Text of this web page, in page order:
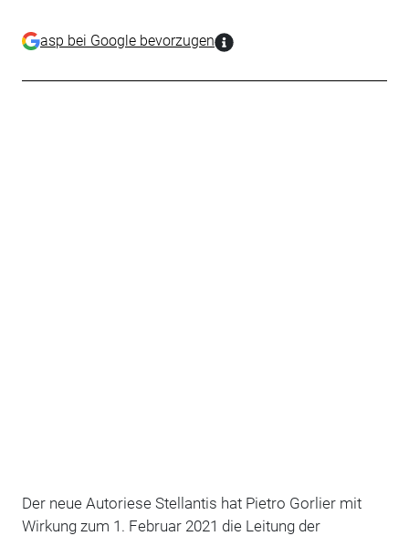
asp bei Google bevorzugen
Der neue Autoriese Stellantis hat Pietro Gorlier mit
Wirkung zum 1. Februar 2021 die Leitung der